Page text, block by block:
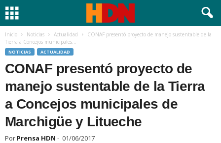
Inicio Noticias Actualidad
CONAF presentó proyecto de manejo sustentable de la
Tierra a Concejos municipales...
NOTICIAS ACTUALIDAD
CONAF presentó proyecto de
manejo sustentable de la Tierra
a Concejos municipales de
Marchigüe y Litueche
Por Prensa HDN - 01/06/2017